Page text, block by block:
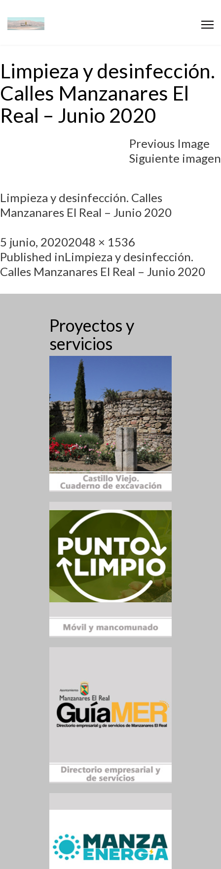
Limpieza y desinfección.
Calles Manzanares El
Real – Junio 2020
Previous Image
Siguiente imagen
Limpieza y desinfección. Calles
Manzanares El Real – Junio 2020
5 junio, 20202048 × 1536
Published inLimpieza y desinfección.
Calles Manzanares El Real – Junio 2020
Proyectos y
servicios